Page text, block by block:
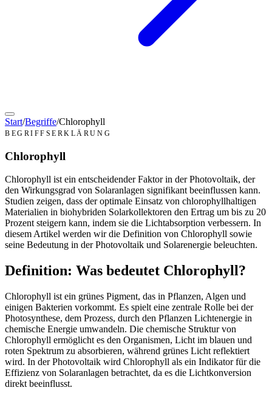
Start/Begriffe/Chlorophyll
BEGRIFFSERKLÄRUNG
Chlorophyll
Chlorophyll ist ein entscheidender Faktor in der Photovoltaik, der
den Wirkungsgrad von Solaranlagen signifikant beeinflussen kann.
Studien zeigen, dass der optimale Einsatz von chlorophyllhaltigen
Materialien in biohybriden Solarkollektoren den Ertrag um bis zu 20
Prozent steigern kann, indem sie die Lichtabsorption verbessern. In
diesem Artikel werden wir die Definition von Chlorophyll sowie
seine Bedeutung in der Photovoltaik und Solarenergie beleuchten.
Definition: Was bedeutet Chlorophyll?
Chlorophyll ist ein grünes Pigment, das in Pflanzen, Algen und
einigen Bakterien vorkommt. Es spielt eine zentrale Rolle bei der
Photosynthese, dem Prozess, durch den Pflanzen Lichtenergie in
chemische Energie umwandeln. Die chemische Struktur von
Chlorophyll ermöglicht es den Organismen, Licht im blauen und
roten Spektrum zu absorbieren, während grünes Licht reflektiert
wird. In der Photovoltaik wird Chlorophyll als ein Indikator für die
Effizienz von Solaranlagen betrachtet, da es die Lichtkonversion
direkt beeinflusst.